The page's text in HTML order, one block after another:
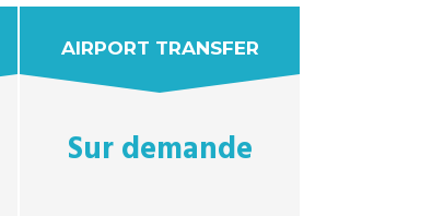
AIRPORT TRANSFER
Sur demande